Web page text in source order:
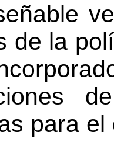
de la
para